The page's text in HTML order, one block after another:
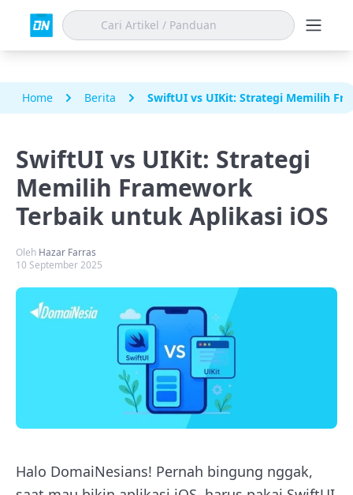
Home Berita SwiftUI vs UIKit: Strategi Memilih
SwiftUI vs UIKit: Strategi
Memilih Framework
Terbaik untuk Aplikasi iOS
Oleh Hazar Farras
10 September 2025
Halo DomaiNesians! Pernah bingung nggak,